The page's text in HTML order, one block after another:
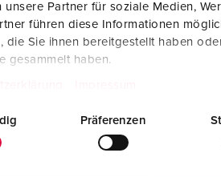
unsere Partner für soziale Medien,
führen diese Informationen
die Sie ihnen bereitgestellt haben
gesammelt haben.
Präferenzen
500 V
Schraubkonta
kt